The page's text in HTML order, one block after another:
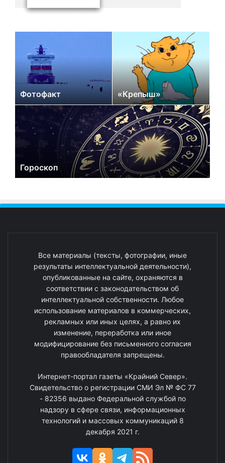
Фотофакт «Крепыш»
Гороскоп
Все материалы (тексты, фотографии, иные
результаты интеллектуальной деятельности),
опубликованные на сайте, охраняются в
соответствии с законодательством об
интеллектуальной собственности. Любое
использование материалов в коммерческих,
рекламных или иных целях, а равно их
изменение, переработка или иное
модифицирование без письменного согласия
правообладателя запрещены.
Интернет-портал газеты «Крайний Север».
Свидетельство о регистрации СМИ Эл № ФС 77
- 82356 выдано Федеральной службой по
надзору в сфере связи, информационных
технологий и массовых коммуникаций 8
декабря 2021 г.